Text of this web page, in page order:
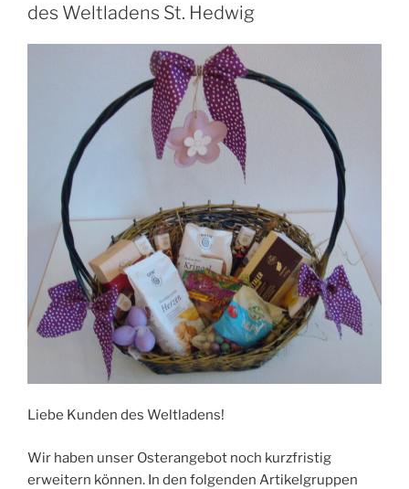
des Weltladens St. Hedwig
Liebe Kunden des Weltladens!
Wir haben unser Osterangebot noch kurzfristig
erweitern können. In den folgenden Artikelgruppen